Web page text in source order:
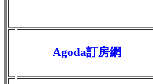
Agoda訂房網